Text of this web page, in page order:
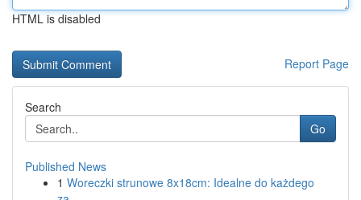
HTML is disabled
Report Page
Search
Go
Published News
1 Woreczki strunowe 8x18cm: Idealne do każdego